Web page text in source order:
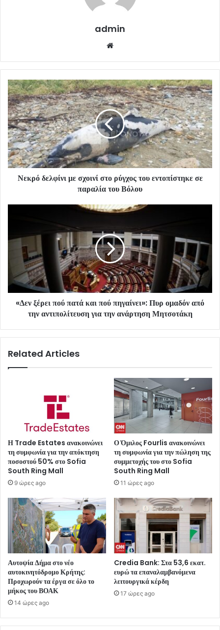
admin
Νεκρό δελφίνι με σχοινί στο ρύγχος του εντοπίστηκε σε
παραλία του Βόλου
«Δεν ξέρει πού πατά και πού πηγαίνει»: Πυρ ομαδόν από
την αντιπολίτευση για την ανάρτηση Μητσοτάκη
Related Articles
Η Trade Estates ανακοινώνει
τη συμφωνία για την απόκτηση
ποσοστού 50% στο Sofia
South Ring Mall
9 ώρες ago
Ο Όμιλος Fourlis ανακοινώνει
τη συμφωνία για την πώληση της
συμμετοχής του στο Sofia
South Ring Mall
11 ώρες ago
Αυτοψία Δήμα στο νέο
αυτοκινητόδρομο Κρήτης:
Προχωρούν τα έργα σε όλο το
μήκος του ΒΟΑΚ
14 ώρες ago
Credia Bank: Στα 53,6 εκατ.
ευρώ τα επαναλαμβανόμενα
λειτουργικά κέρδη
17 ώρες ago